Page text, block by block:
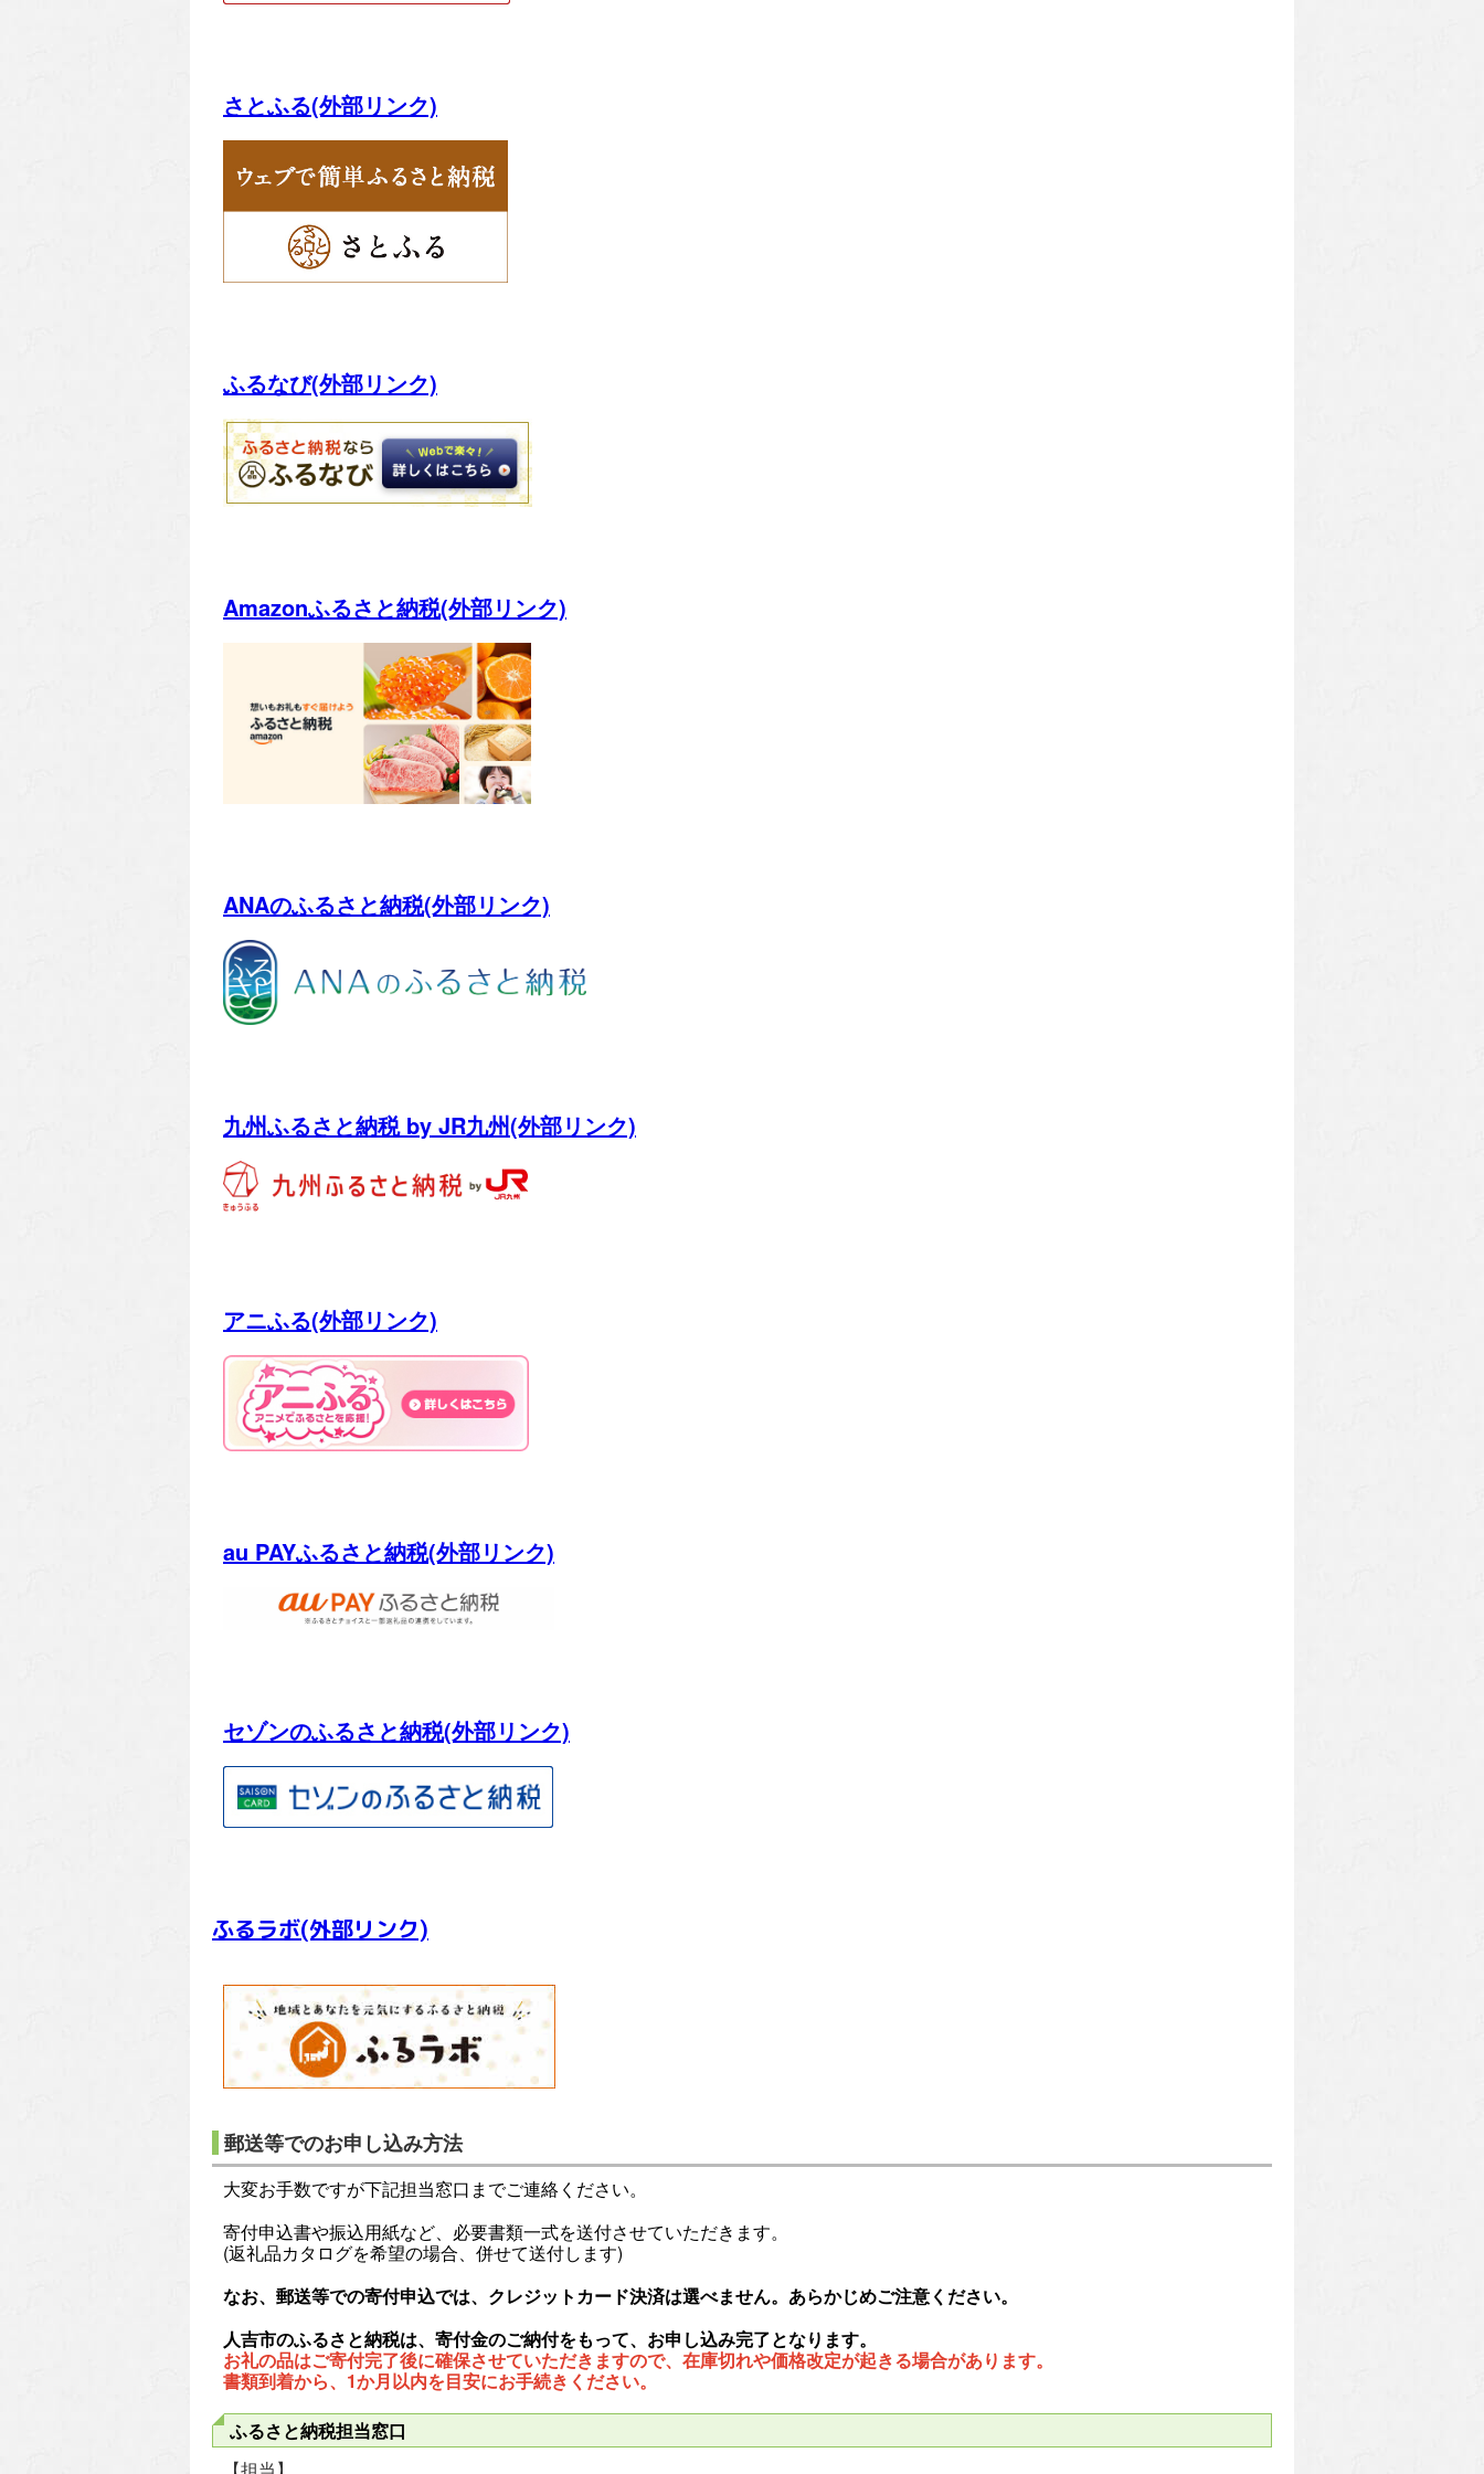
さとふる(外部リンク)
ふるなび(外部リンク)
Amazonふるさと納税(外部リンク)
ANAのふるさと納税(外部リンク)
九州ふるさと納税 by JR九州(外部リンク)
アニふる(外部リンク)
au PAYふるさと納税(外部リンク)
セゾンのふるさと納税(外部リンク)
ふるラボ(外部リンク)
郵送等でのお申し込み方法
大変お手数ですが下記担当窓口までご連絡ください。
寄付申込書や振込用紙など、必要書類一式を送付させていただきます。
(返礼品カタログを希望の場合、併せて送付します)
なお、郵送等での寄付申込では、クレジットカード決済は選べません。あらかじめご注意ください。
人吉市のふるさと納税は、寄付金のご納付をもって、お申し込み完了となります。
お礼の品はご寄付完了後に確保させていただきますので、在庫切れや価格改定が起きる場合があります。
書類到着から、1か月以内を目安にお手続きください。
ふるさと納税担当窓口